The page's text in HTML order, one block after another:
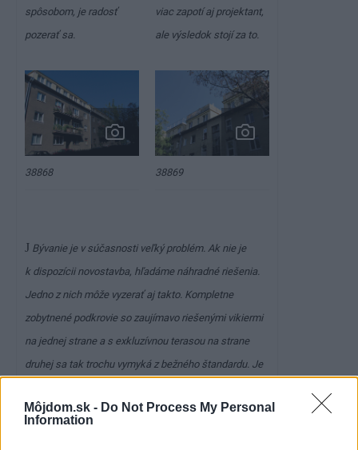
Môjdom.sk - Do Not Process My Personal
Information
spôsobom, je radosť
pozerať sa.
viac zapotí aj projektant,
ale výsledok stojí za to.
38868 38869
J Bývanie je v súčasnosti veľký problém. Ak nie je
k dispozícii novostavba, hľadáme náhradné riešenia.
Jedno z nich môže vyzerať aj takto. Kompletne
zobytnené podkrovie so zaujímavo riešenými vikiermi
na jednej strane a s exkluzívnou terasou na strane
druhej sa tak trochu vymyká z bežného štandardu. Je
ale aj pre stavbu samotnú, ktorá už rokmi zovšednela.